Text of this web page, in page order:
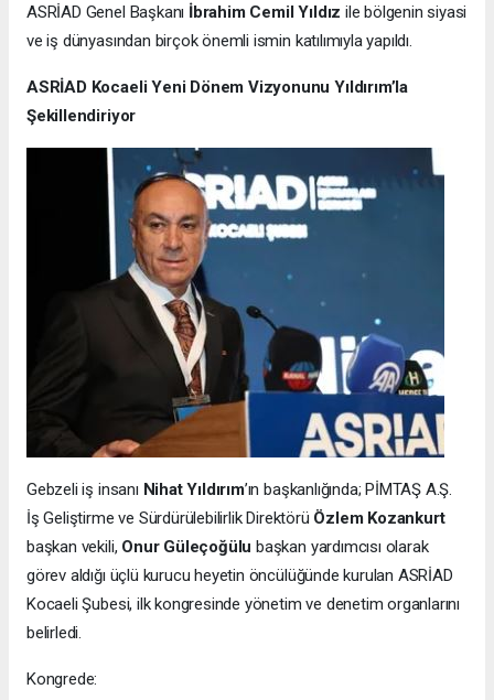
ASRİAD Genel Başkanı İbrahim Cemil Yıldız ile bölgenin siyasi
ve iş dünyasından birçok önemli ismin katılımıyla yapıldı.
ASRİAD Kocaeli Yeni Dönem Vizyonunu Yıldırım’la
Şekillendiriyor
Gebzeli iş insanı Nihat Yıldırım’ın başkanlığında; PİMTAŞ A.Ş.
İş Geliştirme ve Sürdürülebilirlik Direktörü Özlem Kozankurt
başkan vekili, Onur Güleçoğülu başkan yardımcısı olarak
görev aldığı üçlü kurucu heyetin öncülüğünde kurulan ASRİAD
Kocaeli Şubesi, ilk kongresinde yönetim ve denetim organlarını
belirledi.
Kongrede: